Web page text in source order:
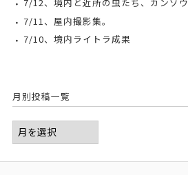
7/11、屋内撮影集。
7/10、境内ライトラ成果
月別投稿一覧